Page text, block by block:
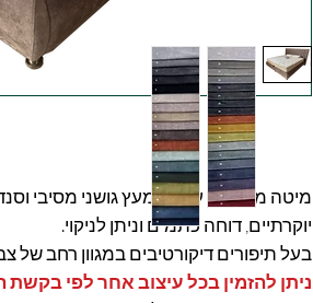
מיטה מרופדת עשויה מעץ גושני מסיבי
יוקרתיים, דוחה כתמים וניתן לניקוי.
בעל תיפורים דיקורטיבים במגוון רחב של
ניתן להזמין בכל עיצוב אחר לפי בקשת